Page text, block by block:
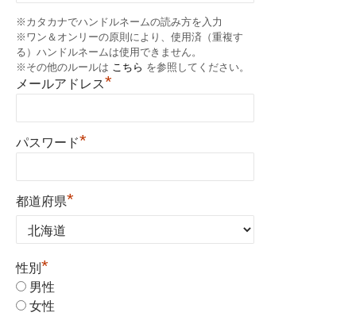
※カタカナでハンドルネームの読み方を入力
※ワン＆オンリーの原則により、使用済（重複す
る）ハンドルネームは使用できません。
※その他のルールは こちら を参照してください。
メールアドレス*
パスワード*
都道府県*
性別 *
男性
女性